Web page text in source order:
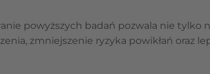
powyższych badań pozwala nie tylko
zmniejszenie ryzyka powikłań oraz